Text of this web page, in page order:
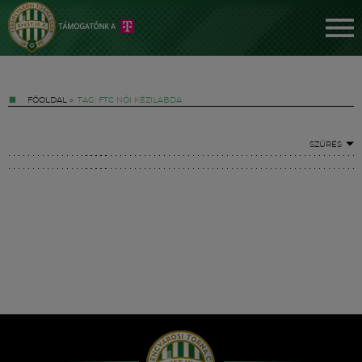
FŐOLDAL » TAG: FTC NŐI KÉZILABDA
SZŰRÉS
Hírek